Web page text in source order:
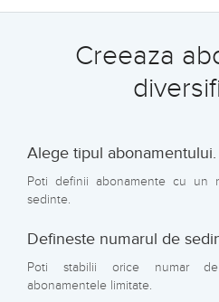
Creeaza
Alege tipul abonamentului.
Poti definii abonamente cu un
sedinte.
Defineste numarul de
Poti stabilii orice numar
abonamentele limitate.